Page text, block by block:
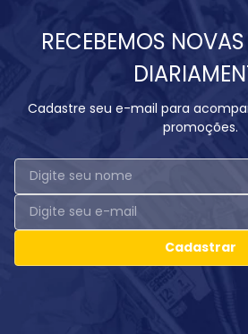
RECEBEMOS
Cadastre seu e-mail para
promoções.
Cadastrar